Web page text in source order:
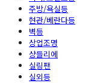
주방/욕실등
현관/베란다등
벽등
상업조명
샹들리에
실링팬
실외등